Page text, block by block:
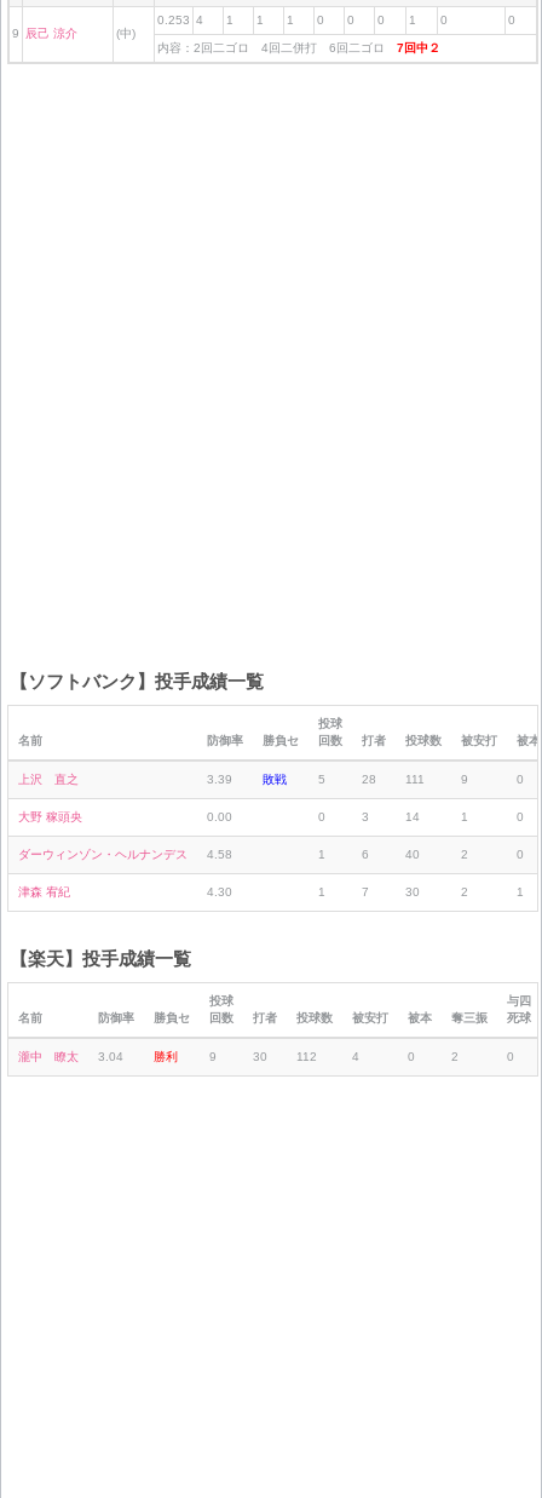
9 辰己 涼介 (中)
0.253 4 1 1 1 0 0 0 1 0 0
内容：2回二ゴロ 4回二併打 6回二ゴロ 7回中２
【ソフトバンク】投手成績一覧
名前 防御率 勝負セ
投球
回数
打者 投球数 被安打 被本
上沢 直之 3.39 敗戦 5 28 111 9 0
大野 稼頭央 0.00 0 3 14 1 0
ダーウィンゾン・ヘルナンデス 4.58 1 6 40 2 0
津森 宥紀 4.30 1 7 30 2 1
【楽天】投手成績一覧
名前 防御率 勝負セ
投球
回数
打者 投球数 被安打 被本 奪三振
与四
死球
瀧中 瞭太 3.04 勝利 9 30 112 4 0 2 0